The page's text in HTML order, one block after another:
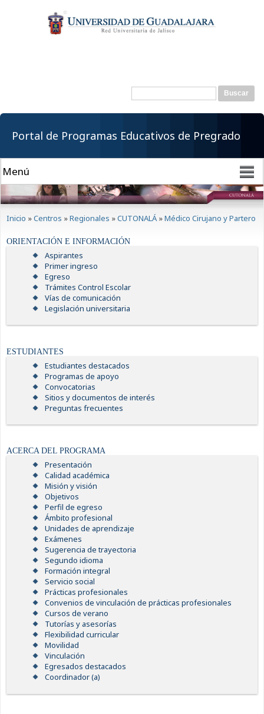
contenido
principal
Formulario de
Buscar
Portal de Programas Educativos de Pregrado
Inicio »Centros »Regionales »CUTONALÁ »Médico Cirujano y Partero
ORIENTACIÓN E INFORMACIÓN
Aspirantes
Primer ingreso
Egreso
Trámites Control Escolar
Vías de comunicación
Legislación universitaria
ESTUDIANTES
Estudiantes destacados
Programas de apoyo
Convocatorias
Sitios y documentos de interés
Preguntas frecuentes
ACERCA DEL PROGRAMA
Presentación
Calidad académica
Misión y visión
Objetivos
Perfil de egreso
Ámbito profesional
Unidades de aprendizaje
Exámenes
Sugerencia de trayectoria
Segundo idioma
Formación integral
Servicio social
Prácticas profesionales
Convenios de vinculación de prácticas profesionales
Cursos de verano
Tutorías y asesorías
Flexibilidad curricular
Movilidad
Vinculación
Egresados destacados
Coordinador (a)